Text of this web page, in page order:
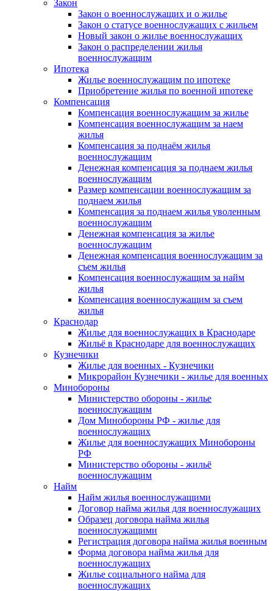
Закон
Закон о военнослужащих и о жилье
Закон о статусе военнослужащих с жильем
Новый закон о жилье военнослужащих
Закон о распределении жилья
военнослужащим
Ипотека
Жилье военнослужащим по ипотеке
Приобретение жилья по военной ипотеке
Компенсация
Компенсация военнослужащим за жилье
Компенсация военнослужащим за наем
жилья
Компенсация за поднаём жилья
военнослужащим
Денежная компенсация за поднаем жилья
военнослужащим
Размер компенсации военнослужащим за
поднаем жилья
Компенсация за поднаем жилья уволенным
военнослужащим
Денежная компенсация за жилье
военнослужащим
Денежная компенсация военнослужащим за
съем жилья
Компенсация военнослужащим за найм
жилья
Компенсация военнослужащим за съем
жилья
Краснодар
Жилье для военнослужащих в Краснодаре
Жильё в Краснодаре для военнослужащих
Кузнечики
Жилье для военных - Кузнечики
Микрорайон Кузнечики - жилье для военных
Минобороны
Министерство обороны - жилье
военнослужащим
Дом Минобороны РФ - жилье для
военнослужащих
Жилье для военнослужащих Минобороны
РФ
Министерство обороны - жильё
военнослужащим
Найм
Найм жилья военнослужащими
Договор найма жилья для военнослужащих
Образец договора найма жилья
военнослужащими
Регистрация договора найма жилья военным
Форма договора найма жилья для
военнослужащих
Жилье социального найма для
военнослужащих